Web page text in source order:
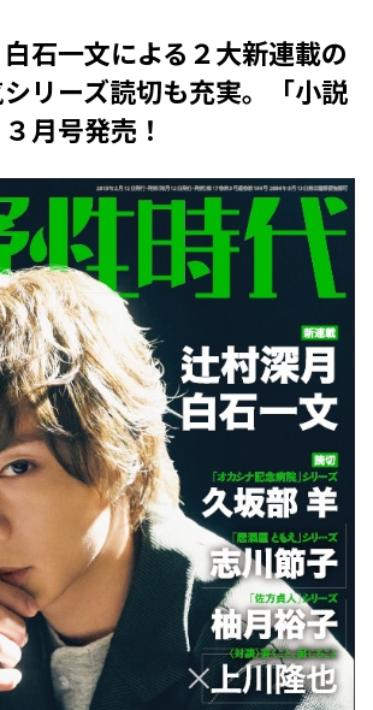
石一文による２大新連載の
リーズ読切も充実。「小説
月号発売！